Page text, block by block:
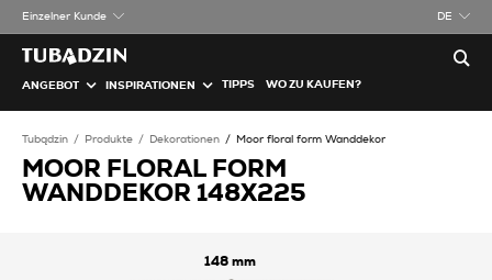
Einzelner Kunde DE
ANGEBOT INSPIRATIONEN TIPPS WO ZU KAUFEN?
Tubądzin Produkte Dekorationen Moor floral form Wanddekor
MOOR FLORAL FORM
WANDDEKOR 148X225
148